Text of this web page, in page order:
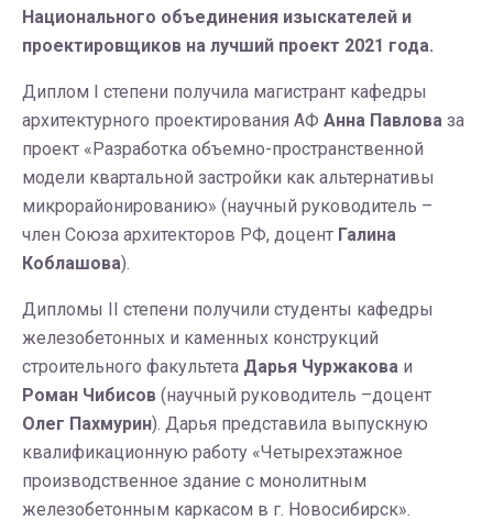
Национального объединения изыскателей и
проектировщиков на лучший проект 2021 года.
Диплом I степени получила магистрант кафедры
архитектурного проектирования АФ Анна Павлова за
проект «Разработка объемно-пространственной
модели квартальной застройки как альтернативы
микрорайонированию» (научный руководитель –
член Союза архитекторов РФ, доцент Галина
Коблашова).
Дипломы II степени получили студенты кафедры
железобетонных и каменных конструкций
строительного факультета Дарья Чуржакова и
Роман Чибисов (научный руководитель –доцент
Олег Пахмурин). Дарья представила выпускную
квалификационную работу «Четырехэтажное
производственное здание с монолитным
железобетонным каркасом в г. Новосибирск».